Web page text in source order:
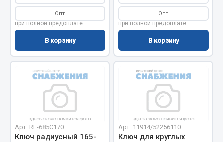
Весь раздел
Соединительные элементы
Адаптеры и переходники
Тройники
Трубки, муфты, гайки
Опт
при полной предоплате
В корзину
Опт
при полной предоплате
В корзину
Арт. RF-685C170
Ключ радиусный 165-
Арт. 11914/52256110
Ключ для круглых